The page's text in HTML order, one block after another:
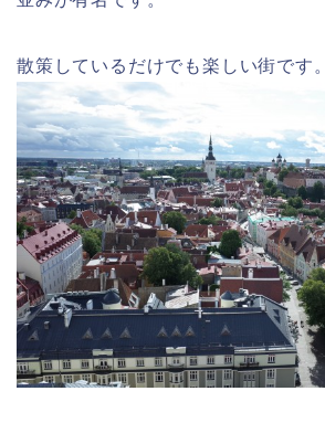
散策しているだけでも楽しい街です。